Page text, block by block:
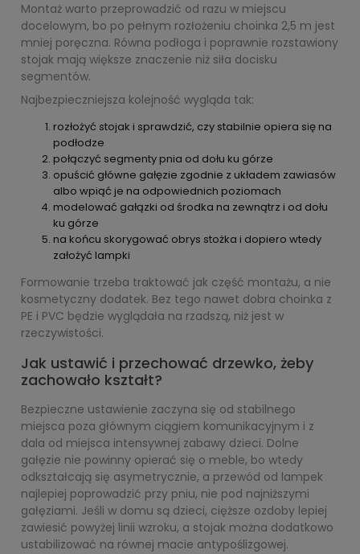
Montaż warto przeprowadzić od razu w miejscu
docelowym, bo po pełnym rozłożeniu choinka 2,5 m jest
mniej poręczna. Równa podłoga i poprawnie rozstawiony
stojak mają większe znaczenie niż siła docisku
segmentów.
Najbezpieczniejsza kolejność wygląda tak:
rozłożyć stojak i sprawdzić, czy stabilnie opiera się na
podłodze
połączyć segmenty pnia od dołu ku górze
opuścić główne gałęzie zgodnie z układem zawiasów
albo wpiąć je na odpowiednich poziomach
modelować gałązki od środka na zewnątrz i od dołu
ku górze
na końcu skorygować obrys stożka i dopiero wtedy
założyć lampki
Formowanie trzeba traktować jak część montażu, a nie
kosmetyczny dodatek. Bez tego nawet dobra choinka z
PE i PVC będzie wyglądała na rzadszą, niż jest w
rzeczywistości.
Jak ustawić i przechować drzewko, żeby
zachowało kształt?
Bezpieczne ustawienie zaczyna się od stabilnego
miejsca poza głównym ciągiem komunikacyjnym i z
dala od miejsca intensywnej zabawy dzieci. Dolne
gałęzie nie powinny opierać się o meble, bo wtedy
odkształcają się asymetrycznie, a przewód od lampek
najlepiej poprowadzić przy pniu, nie pod najniższymi
gałęziami. Jeśli w domu są dzieci, cięższe ozdoby lepiej
zawiesić powyżej linii wzroku, a stojak można dodatkowo
ustabilizować na równej macie antypoślizgowej.